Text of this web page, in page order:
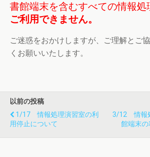
書館端末を含むすべての情報処
ご利用できません。
ご迷惑をおかけしますが、ご理解とご
くお願いいたします。
以前の投稿
1/17 情報処理演習室の利
用停止について
3/12 情報
館端末